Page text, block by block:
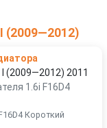
(2009—2012)
(2009—2012) 2011
1.6i F16D4
Короткий